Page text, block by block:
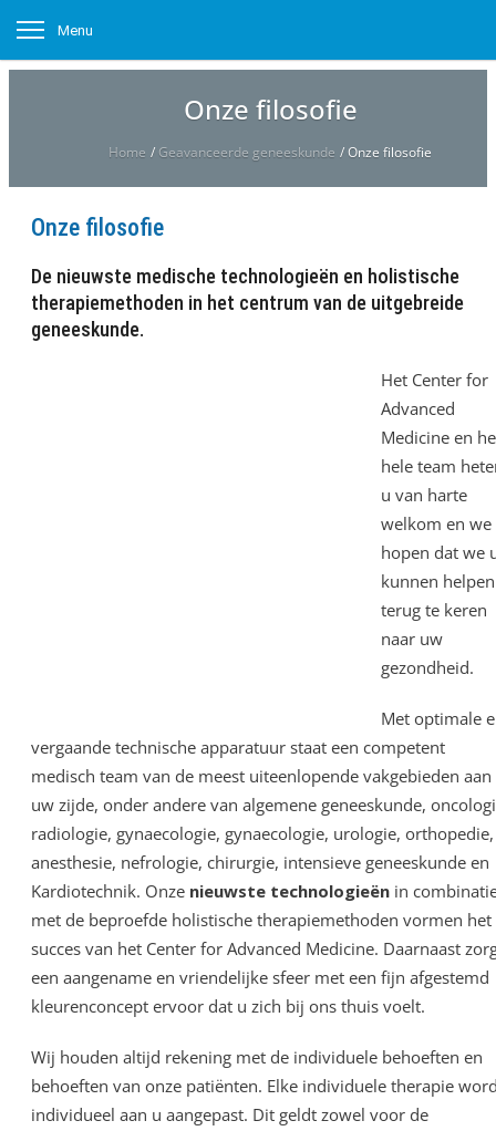
Onze filosofie
Home / Geavanceerde geneeskunde /Onze filosofie
Onze filosofie
De nieuwste medische technologieën en holistische
therapiemethoden in het centrum van de uitgebreide
geneeskunde.
Het Center for
Advanced
Medicine en
hele team
u van harte
welkom en we
hopen dat we
kunnen helpen
terug te keren
naar uw
gezondheid.
Met optimale
vergaande technische apparatuur staat een competent
medisch team van de meest uiteenlopende vakgebieden aan
uw zijde, onder andere van algemene geneeskunde,
radiologie, gynaecologie, gynaecologie, urologie, orthopedie,
anesthesie, nefrologie, chirurgie, intensieve geneeskunde en
Kardiotechnik. Onze nieuwste technologieën in
met de beproefde holistische therapiemethoden vormen het
succes van het Center for Advanced Medicine. Daarnaast
een aangename en vriendelijke sfeer met een fijn afgestemd
kleurenconcept ervoor dat u zich bij ons thuis voelt.
Wij houden altijd rekening met de individuele behoeften en
behoeften van onze patiënten. Elke individuele therapie
individueel aan u aangepast. Dit geldt zowel voor de
Menu